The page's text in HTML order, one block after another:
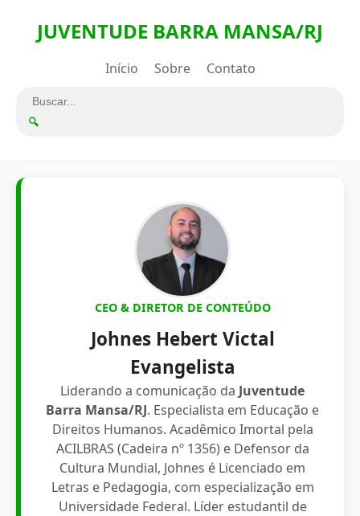
JUVENTUDE BARRA MANSA/RJ
Início Sobre Contato
🔍
CEO & DIRETOR DE CONTEÚDO
Johnes Hebert Victal
Evangelista
Liderando a comunicação da Juventude
Barra Mansa/RJ. Especialista em Educação e
Direitos Humanos. Acadêmico Imortal pela
ACILBRAS (Cadeira nº 1356) e Defensor da
Cultura Mundial, Johnes é Licenciado em
Letras e Pedagogia, com especialização em
Universidade Federal. Líder estudantil de